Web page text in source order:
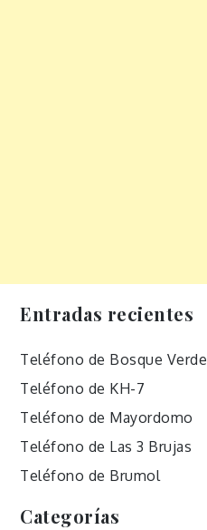
Entradas recientes
Teléfono de Bosque Verde
Teléfono de KH-7
Teléfono de Mayordomo
Teléfono de Las 3 Brujas
Teléfono de Brumol
Categorías